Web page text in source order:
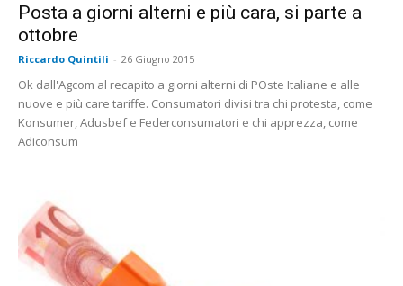
Posta a giorni alterni e più cara, si parte a
ottobre
Riccardo Quintili - 26 Giugno 2015
Ok dall'Agcom al recapito a giorni alterni di POste Italiane e alle
nuove e più care tariffe. Consumatori divisi tra chi protesta, come
Konsumer, Adusbef e Federconsumatori e chi apprezza, come
Adiconsum